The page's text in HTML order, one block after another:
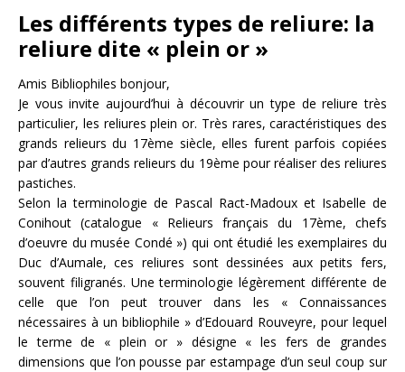
Les différents types de reliure: la
reliure dite « plein or »
Amis Bibliophiles bonjour,
Je vous invite aujourd’hui à découvrir un type de reliure très
particulier, les reliures plein or. Très rares, caractéristiques des
grands relieurs du 17ème siècle, elles furent parfois copiées
par d’autres grands relieurs du 19ème pour réaliser des reliures
pastiches.
Selon la terminologie de Pascal Ract-Madoux et Isabelle de
Conihout (catalogue « Relieurs français du 17ème, chefs
d’oeuvre du musée Condé ») qui ont étudié les exemplaires du
Duc d’Aumale, ces reliures sont dessinées aux petits fers,
souvent filigranés. Une terminologie légèrement différente de
celle que l’on peut trouver dans les « Connaissances
nécessaires à un bibliophile » d’Edouard Rouveyre, pour lequel
le terme de « plein or » désigne « les fers de grandes
dimensions que l’on pousse par estampage d’un seul coup sur